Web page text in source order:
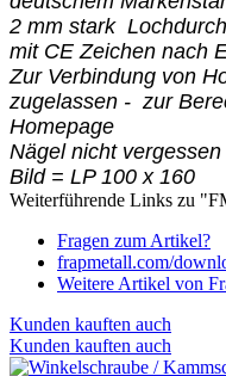
2 mm stark
mit CE Zeichen nach
Zur Verbindung von
zugelassen - zur
Homepage
Nägel nicht vergessen
Bild = LP 100 x 160
Weiterführende Links zu
Fragen zum Artikel?
frapmetall.com/
Weitere Artikel von
Kunden kauften auch
Kunden kauften auch